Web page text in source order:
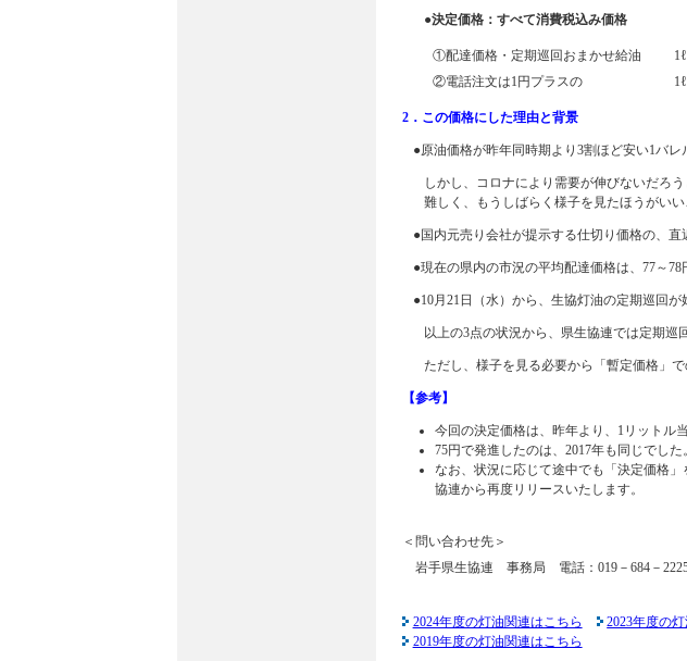
●決定価格：すべて消費税込み価格
①配達価格・定期巡回おまかせ給油
②電話注文は1円プラスの
2．この価格にした理由と背景
●原油価格が昨年同時期より3割ほど安い1バレ
しかし、コロナにより需要が伸びないだろ
難しく、もうしばらく様子を見たほうがいい
●国内元売り会社が提示する仕切り価格の、
●現在の県内の市況の平均配達価格は、77～78
●10月21日（水）から、生協灯油の定期巡回が
以上の3点の状況から、県生協連では定期巡
ただし、様子を見る必要から「暫定価格」
【参考】
今回の決定価格は、昨年より、1リットル
75円で発進したのは、2017年も同じでした。
なお、状況に応じて途中でも「決定価格
協連から再度リリースいたします。
＜問い合わせ先＞
岩手県生協連 事務局 電話：019－684－
2024年度の灯油関連はこちら 2023年度の
2019年度の灯油関連はこちら